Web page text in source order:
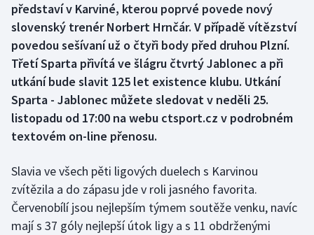
Curling
Dostihy
Florbal
Futsal
Gymnastika
Házená
představí v Karviné, kterou poprvé povede nový
slovenský trenér Norbert Hrnčár. V případě vítězství
povedou sešívaní už o čtyři body před druhou Plzní.
Třetí Sparta přivítá ve šlágru čtvrtý Jablonec a při
utkání bude slavit 125 let existence klubu. Utkání
Sparta - Jablonec můžete sledovat v neděli 25.
listopadu od 17:00 na webu ctsport.cz v podrobném
textovém on-line přenosu.
Slavia ve všech pěti ligových duelech s Karvinou
zvítězila a do zápasu jde v roli jasného favorita.
Červenobílí jsou nejlepším týmem soutěže venku, navíc
mají s 37 góly nejlepší útok ligy a s 11 obdrženými